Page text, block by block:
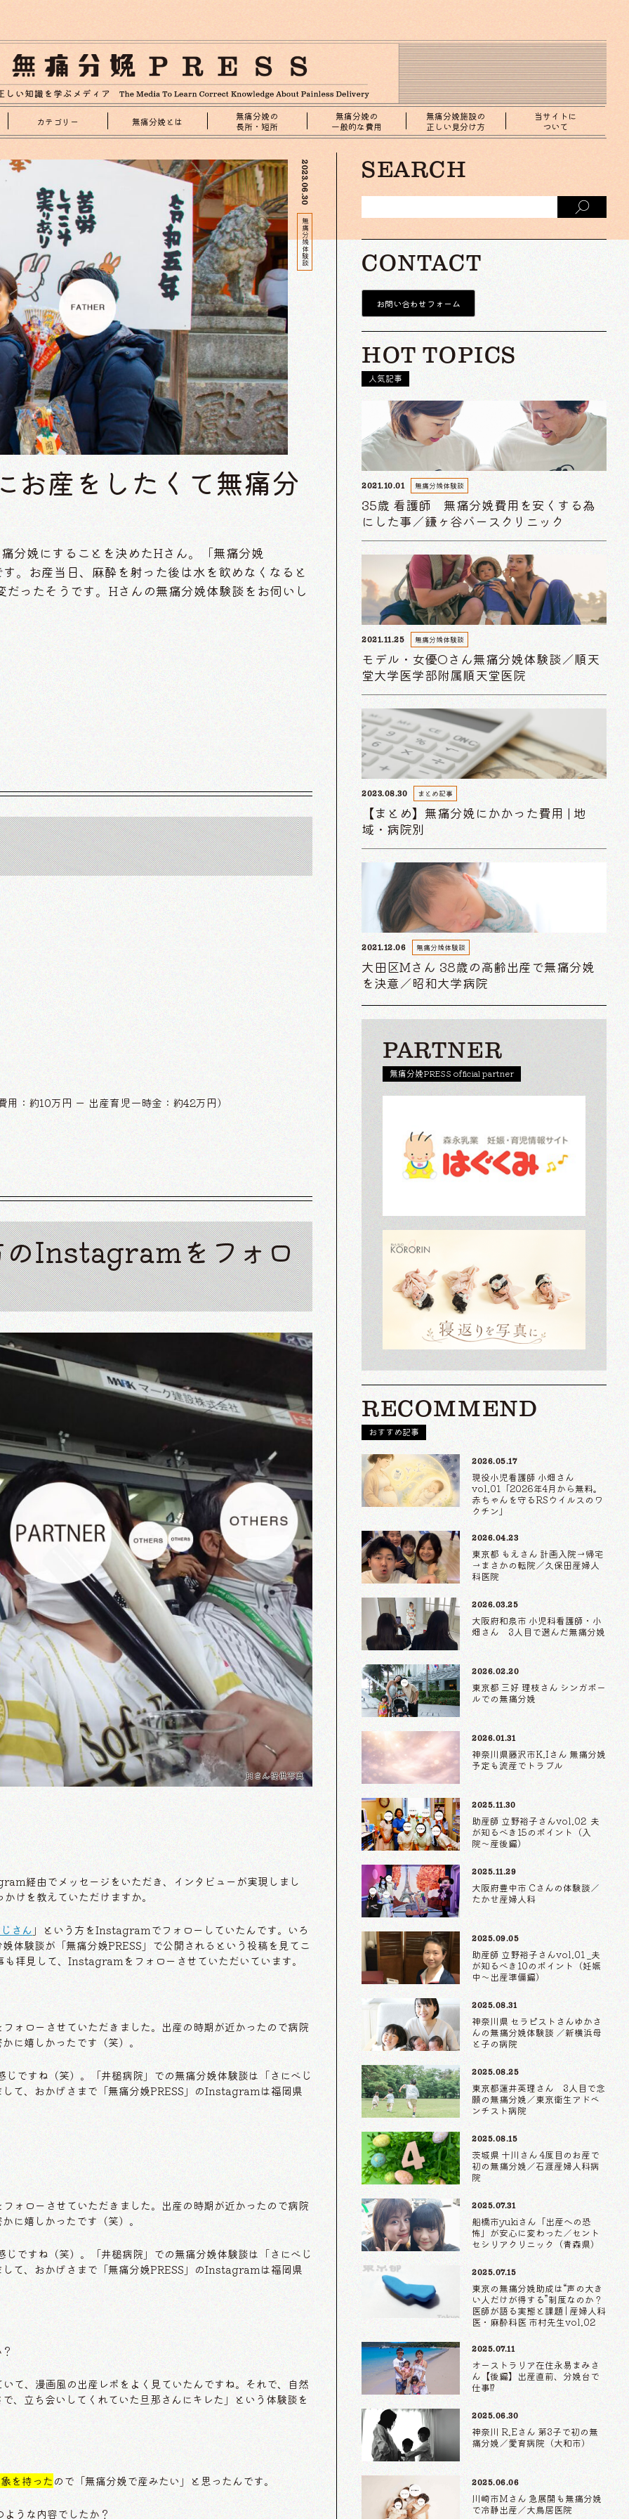
カテゴリー 無痛分娩とは
無痛分娩の
長所・短所
無痛分娩の
一般的な費用
無痛分娩施設の
正しい見分け方
当サイトに
ついて
2023.06.30
無痛分娩体験談
お産をしたくて無痛分
娩にすることを決めたHさん。「無痛分娩
。お産当日、麻酔を射った後は水を飲めなくなると
ったそうです。Hさんの無痛分娩体験談をお伺いし
：約10万円 ー 出産育児一時金：約42万円）
のInstagramをフォロ
Hさん提供写真
経由でメッセージをいただき、インタビューが実現しまし
けを教えていただけますか。
さん 」という方をInstagramでフォローしていたんです。いろ
体験談が「無痛分娩PRESS」で公開されるという投稿を見てこ
も拝見して、Instagramをフォローさせていただいています。
ォローさせていただきました。出産の時期が近かったので病院
に嬉しかったです（笑）。
すね（笑）。「井槌病院」での無痛分娩体験談は「さにべじ
て、おかげさまで「無痛分娩PRESS」のInstagramは福岡県
ォローさせていただきました。出産の時期が近かったので病院
に嬉しかったです（笑）。
すね（笑）。「井槌病院」での無痛分娩体験談は「さにべじ
て、おかげさまで「無痛分娩PRESS」のInstagramは福岡県
て、漫画風の出産レポをよく見ていたんですね。それで、自然
、立ち会いしてくれていた旦那さんにキレた」という体験談を
を持ったので「無痛分娩で産みたい」と思ったんです。
うな内容でしたか？
SEARCH
CONTACT
お問い合わせフォーム
HOT TOPICS
人気記事
2021.10.01 無痛分娩体験談
35歳 看護師 無痛分娩費用を安くする為
にした事／鎌ヶ谷バースクリニック
2021.11.25 無痛分娩体験談
モデル・女優Oさん無痛分娩体験談／順天
堂大学医学部附属順天堂医院
2023.08.30 まとめ記事
【まとめ】無痛分娩にかかった費用 | 地
域・病院別
2021.12.06 無痛分娩体験談
大田区Mさん 38歳の高齢出産で無痛分娩
を決意／昭和大学病院
PARTNER
無痛分娩PRESS official partner
RECOMMEND
おすすめ記事
2026.05.17
現役小児看護師 小畑さん
vol.01「2026年4月から無料。
赤ちゃんを守るRSウイルスのワ
クチン」
2026.04.23
東京都 もえさん 計画入院→帰宅
→まさかの転院／久保田産婦人
科医院
2026.03.25
大阪府和泉市 小児科看護師・小
畑さん 3人目で選んだ無痛分娩
2026.02.20
東京都 三好 理枝さん シンガポー
ルでの無痛分娩
2026.01.31
神奈川県藤沢市K.Iさん 無痛分娩
予定も流産でトラブル
2025.11.30
助産師 立野裕子さんvol.02 夫
が知るべき15のポイント（入
院〜産後編）
2025.11.29
大阪府豊中市 Cさんの体験談／
たかせ産婦人科
2025.09.05
助産師 立野裕子さんvol.01 _夫
が知るべき10のポイント（妊娠
中〜出産準備編）
2025.08.31
神奈川県 セラピストさんゆかさ
んの無痛分娩体験談 ／新横浜母
と子の病院
2025.08.25
東京都蓮井英理さん 3人目で念
願の無痛分娩／東京衛生アドベ
ンチスト病院
2025.08.15
茨城県 十川さん 4度目のお産で
初の無痛分娩／石渡産婦人科病
院
2025.07.31
船橋市yukiさん「出産への恐
怖」が安心に変わった／セント
セシリアクリニック（青森県）
2025.07.15
東京の無痛分娩助成は“声の大き
い人だけが得する”制度なのか？
医師が語る実態と課題 | 産婦人科
医・麻酔科医 市村先生vol.02
2025.07.11
オーストラリア在住永易まみさ
ん【後編】出産直前、分娩台で
仕事⁉
2025.06.30
神奈川 R.Eさん 第3子で初の無
痛分娩／愛育病院（大和市）
2025.06.06
川崎市Mさん 急展開も無痛分娩
で冷静出産／大鳥居医院